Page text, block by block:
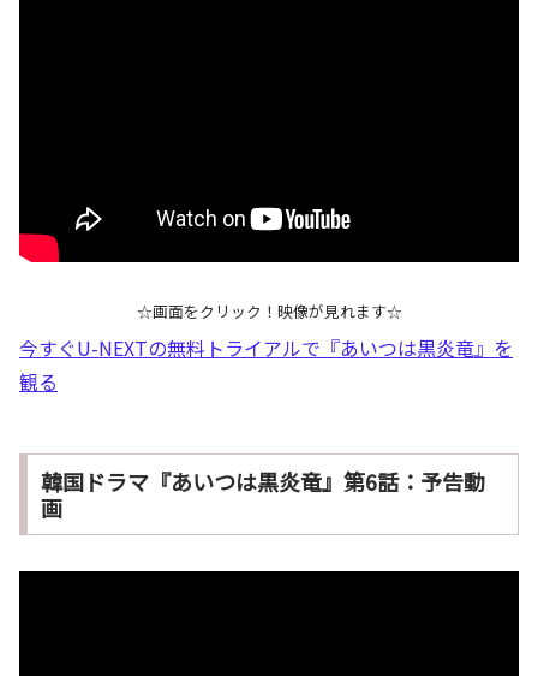
☆画面をクリック！映像が見れます☆
今すぐU-NEXTの無料トライアルで『あいつは黒炎竜』を
観る
韓国ドラマ『あいつは黒炎竜』第6話：予告動
画